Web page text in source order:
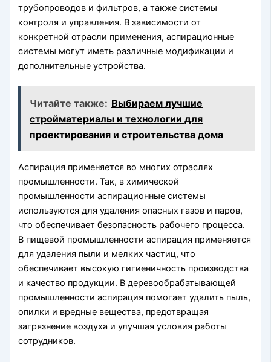
трубопроводов и фильтров, а также системы
контроля и управления. В зависимости от
конкретной отрасли применения, аспирационные
системы могут иметь различные модификации и
дополнительные устройства.
Читайте также: Выбираем лучшие
стройматериалы и технологии для
проектирования и строительства дома
Аспирация применяется во многих отраслях
промышленности. Так, в химической
промышленности аспирационные системы
используются для удаления опасных газов и паров,
что обеспечивает безопасность рабочего процесса.
В пищевой промышленности аспирация применяется
для удаления пыли и мелких частиц, что
обеспечивает высокую гигиеничность производства
и качество продукции. В деревообрабатывающей
промышленности аспирация помогает удалить пыль,
опилки и вредные вещества, предотвращая
загрязнение воздуха и улучшая условия работы
сотрудников.